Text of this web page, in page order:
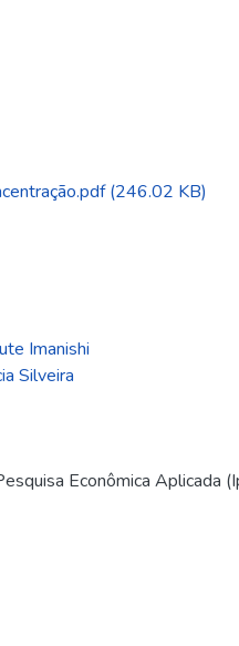
(246.02 KB)
Imanishi
Silveira
Econômica Aplicada